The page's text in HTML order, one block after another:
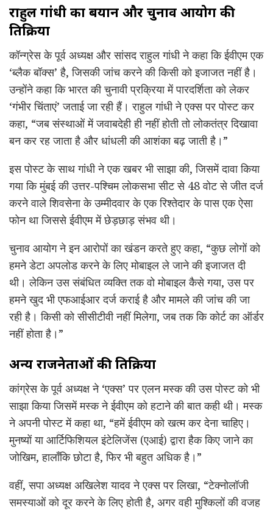
राहुल गांधी का बयान और चुनाव आयोग की
प्रतिक्रिया
कॉन्ग्रेस के पूर्व अध्यक्ष और सांसद राहुल गांधी ने कहा कि ईवीएम एक
‘ब्लैक बॉक्स’ है, जिसकी जांच करने की किसी को इजाजत नहीं है।
उन्होंने कहा कि भारत की चुनावी प्रक्रिया में पारदर्शिता को लेकर
‘गंभीर चिंताएं’ जताई जा रही हैं। राहुल गांधी ने एक्स पर पोस्ट कर
कहा, “जब संस्थाओं में जवाबदेही ही नहीं होती तो लोकतंत्र दिखावा
बन कर रह जाता है और धांधली की आशंका बढ़ जाती है।”
इस पोस्ट के साथ गांधी ने एक खबर भी साझा की, जिसमें दावा किया
गया कि मुंबई की उत्तर-पश्चिम लोकसभा सीट से 48 वोट से जीत दर्ज
करने वाले शिवसेना के उम्मीदवार के एक रिश्तेदार के पास एक ऐसा
फोन था जिससे ईवीएम में छेड़छाड़ संभव थी।
चुनाव आयोग ने इन आरोपों का खंडन करते हुए कहा, “कुछ लोगों को
हमने डेटा अपलोड करने के लिए मोबाइल ले जाने की इजाजत दी
थी। लेकिन उस संबंधित व्यक्ति तक वो मोबाइल कैसे गया, उस पर
हमने खुद भी एफआईआर दर्ज कराई है और मामले की जांच की जा
रही है। किसी को सीसीटीवी नहीं मिलेगा, जब तक कि कोर्ट का ऑर्डर
नहीं होता है।”
अन्य राजनेताओं की प्रतिक्रिया
कांग्रेस के पूर्व अध्यक्ष ने ‘एक्स’ पर एलन मस्क की उस पोस्ट को भी
साझा किया जिसमें मस्क ने ईवीएम को हटाने की बात कही थी। मस्क
ने अपनी पोस्ट में कहा था, “हमें ईवीएम को खत्म कर देना चाहिए।
मुनष्यों या आर्टिफिशियल इंटेलिजेंस (एआई) द्वारा हैक किए जाने का
जोखिम, हालाँकि छोटा है, फिर भी बहुत अधिक है।”
वहीं, सपा अध्यक्ष अखिलेश यादव ने एक्स पर लिखा, “टेक्नोलॉजी
समस्याओं को दूर करने के लिए होती है, अगर वही मुश्किलों की वजह